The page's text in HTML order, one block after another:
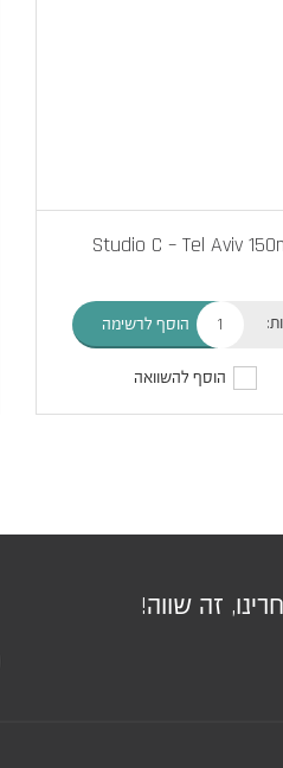
Studio C – Tel Aviv
הוסף לרשימה
הוסף להשוואה
זה שווה!